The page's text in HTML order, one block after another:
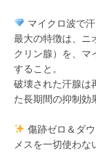
マイクロ波で
最大の特徴は、ニ
クリン腺）を、マ
すること。
破壊された汗腺は
た長期間の抑制効
傷跡ゼロ＆ダ
メスを一切使わな